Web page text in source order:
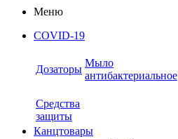
Меню
COVID-19
Дозаторы
Мыло
антибактериальное
Средства
защиты
Канцтовары